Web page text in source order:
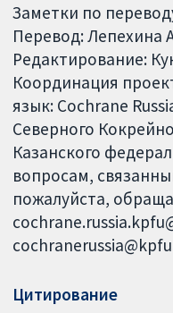
Заметки по
Перевод: Лепехина
Редактирование:
Координация
язык: Cochrane
Северного
Казанского
вопросам,
пожалуйста,
Цитирование